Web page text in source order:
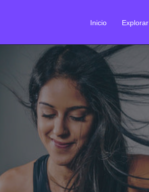
Inicio Explorar